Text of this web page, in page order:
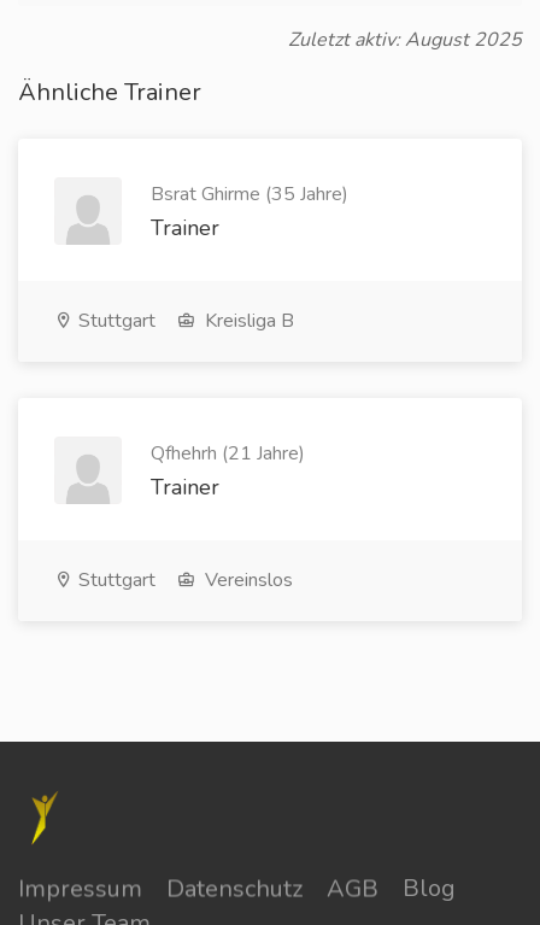
Zuletzt aktiv: August 2025
Ähnliche Trainer
Bsrat Ghirme (35 Jahre)
Trainer
Stuttgart Kreisliga B
Qfhehrh (21 Jahre)
Trainer
Stuttgart Vereinslos
Impressum Datenschutz AGB
Blog